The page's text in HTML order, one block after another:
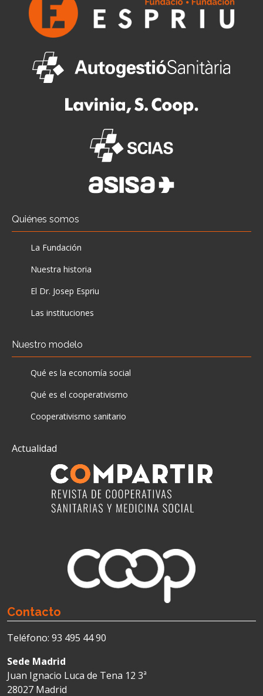
Quiénes somos
La Fundación
Nuestra historia
El Dr. Josep Espriu
Las instituciones
Nuestro modelo
Qué es la economía social
Qué es el cooperativismo
Cooperativismo sanitario
Actualidad
Contacto
Teléfono: 93 495 44 90
Sede Madrid
Juan Ignacio Luca de Tena 12 3ª
28027 Madrid